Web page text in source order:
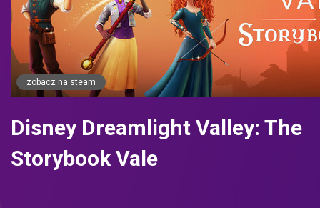
zobacz na steam
Disney Dreamlight Valley: The
Storybook Vale